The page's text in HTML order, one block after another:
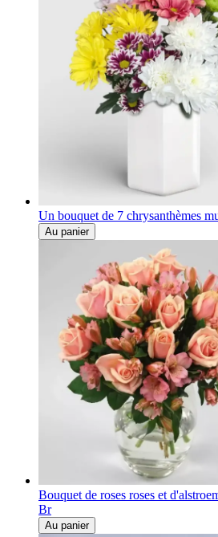
Un bouquet de 7 chrysanthèmes
Au panier
Bouquet de roses roses et
Br
Au panier